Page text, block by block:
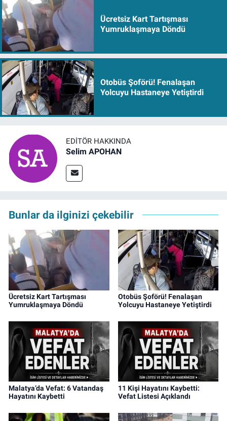
Ücretsiz Kart Tartışması
Yumruklaşmaya Döndü
Otobüs Şoförü! Fenalaşan
Yolcuyu Hastaneye Yetiştirdi
EDITÖR HAKKINDA
Selim APOHAN
Bunlar da ilginizi çekebilir
Ücretsiz Kart Tartışması
Yumruklaşmaya Döndü
Otobüs Şoförü! Fenalaşan
Yolcuyu Hastaneye Yetiştirdi
Malatya’da Vefat: 6 Vatandaş
Hayatını Kaybetti
11 Kişi Hayatını Kaybetti:
Vefat Listesi Açıklandı